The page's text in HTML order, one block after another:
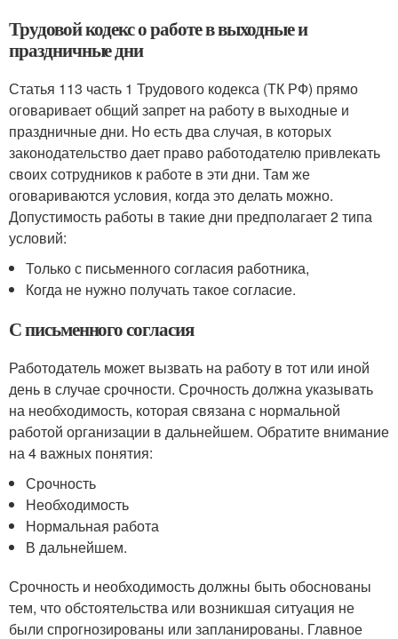
Трудовой кодекс о работе в выходные и
праздничные дни
Статья 113 часть 1 Трудового кодекса (ТК РФ) прямо
оговаривает общий запрет на работу в выходные и
праздничные дни. Но есть два случая, в которых
законодательство дает право работодателю привлекать
своих сотрудников к работе в эти дни. Там же
оговариваются условия, когда это делать можно.
Допустимость работы в такие дни предполагает 2 типа
условий:
Только с письменного согласия работника,
Когда не нужно получать такое согласие.
С письменного согласия
Работодатель может вызвать на работу в тот или иной
день в случае срочности. Срочность должна указывать
на необходимость, которая связана с нормальной
работой организации в дальнейшем. Обратите внимание
на 4 важных понятия:
Срочность
Необходимость
Нормальная работа
В дальнейшем.
Срочность и необходимость должны быть обоснованы
тем, что обстоятельства или возникшая ситуация не
были спрогнозированы или запланированы. Главное